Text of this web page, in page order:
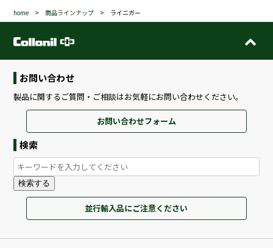
home >商品ラインナップ > ライニガー
お問い合わせ
製品に関するご質問・ご相談はお気軽にお問い合わせください。
お問い合わせフォーム
検索
検索する
並行輸入品にご注意ください